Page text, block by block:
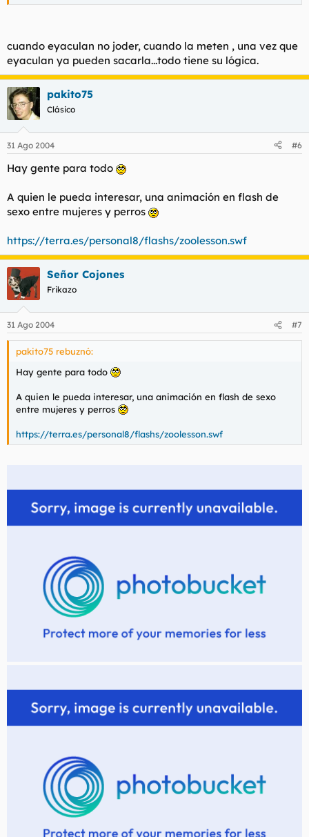
cuando eyaculan no joder, cuando la meten , una vez que
eyaculan ya pueden sacarla...todo tiene su lógica.
pakito75
Clásico
31 Ago 2004 #6
Hay gente para todo
A quien le pueda interesar, una animación en flash de
sexo entre mujeres y perros
https://terra.es/personal8/flashs/zoolesson.swf
Señor Cojones
Frikazo
31 Ago 2004 #7
pakito75 rebuznó:
Hay gente para todo
A quien le pueda interesar, una animación en flash de sexo
entre mujeres y perros
https://terra.es/personal8/flashs/zoolesson.swf